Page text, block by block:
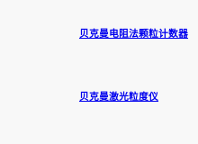
贝克曼电阻法颗粒计数器
贝克曼激光粒度仪